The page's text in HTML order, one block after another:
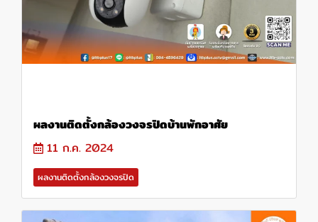
ผลงานติดตั้งกล้องวงจรปิดบ้านพักอาศัย
11 ก.ค. 2024
ผลงานติดตั้งกล้องวงจรปิด